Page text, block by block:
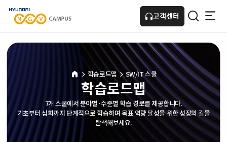
고객센터
HOME학습로드맵 SW/IT 스쿨
학습로드맵
7개 스쿨에서 분야별·수준별 학습 경로를 제공합니다.
기초부터 심화까지 단계적으로 학습하며 목표 역량 달성을 위한 성장의 길을
탐색해보세요.